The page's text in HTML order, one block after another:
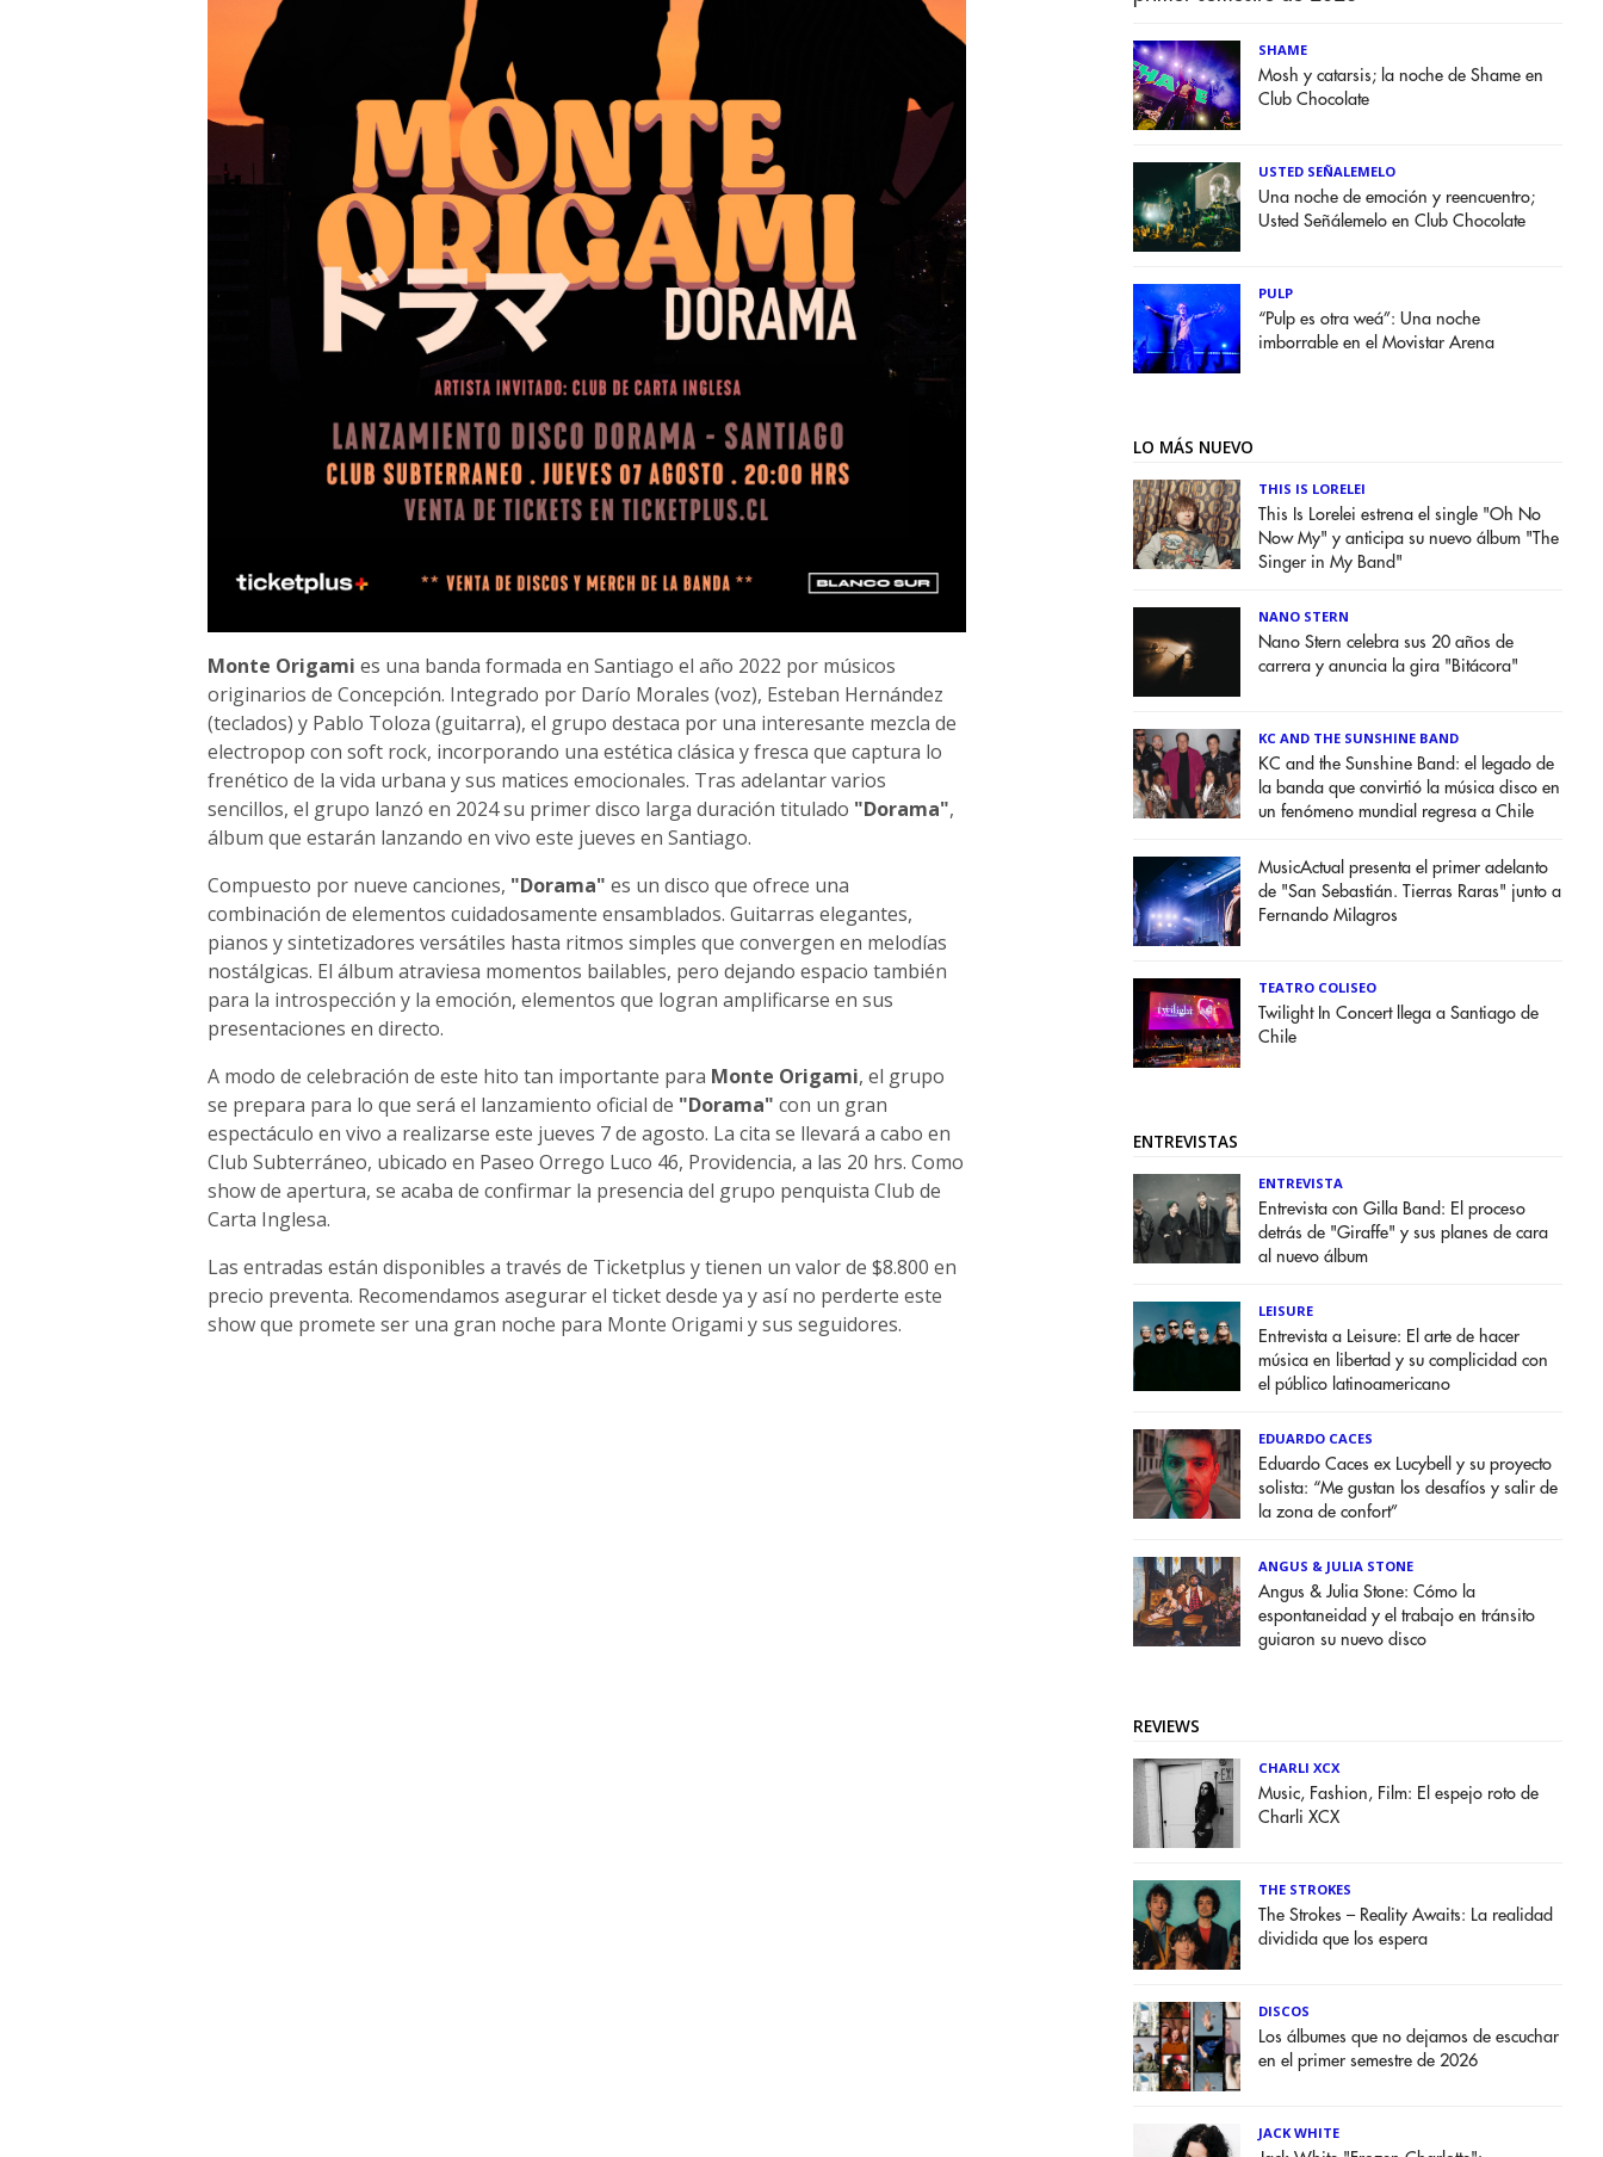
Monte Origami es una banda formada en Santiago el año 2022 por músicos
originarios de Concepción. Integrado por Darío Morales (voz), Esteban Hernández
(teclados) y Pablo Toloza (guitarra), el grupo destaca por una interesante mezcla de
electropop con soft rock, incorporando una estética clásica y fresca que captura lo
frenético de la vida urbana y sus matices emocionales. Tras adelantar varios
sencillos, el grupo lanzó en 2024 su primer disco larga duración titulado "Dorama",
álbum que estarán lanzando en vivo este jueves en Santiago.
Compuesto por nueve canciones, "Dorama" es un disco que ofrece una
combinación de elementos cuidadosamente ensamblados. Guitarras elegantes,
pianos y sintetizadores versátiles hasta ritmos simples que convergen en melodías
nostálgicas. El álbum atraviesa momentos bailables, pero dejando espacio también
para la introspección y la emoción, elementos que logran amplificarse en sus
presentaciones en directo.
A modo de celebración de este hito tan importante para Monte Origami, el grupo
se prepara para lo que será el lanzamiento oficial de "Dorama" con un gran
espectáculo en vivo a realizarse este jueves 7 de agosto. La cita se llevará a cabo en
Club Subterráneo, ubicado en Paseo Orrego Luco 46, Providencia, a las 20 hrs. Como
show de apertura, se acaba de confirmar la presencia del grupo penquista Club de
Carta Inglesa.
Las entradas están disponibles a través de Ticketplus y tienen un valor de $8.800 en
precio preventa. Recomendamos asegurar el ticket desde ya y así no perderte este
show que promete ser una gran noche para Monte Origami y sus seguidores.
SHAME
Mosh y catarsis; la noche de Shame en
Club Chocolate
USTED SEÑALEMELO
Una noche de emoción y reencuentro;
Usted Señálemelo en Club Chocolate
PULP
“Pulp es otra weá”: Una noche
imborrable en el Movistar Arena
LO MÁS NUEVO
THIS IS LORELEI
This Is Lorelei estrena el single "Oh No
Now My" y anticipa su nuevo álbum "The
Singer in My Band"
NANO STERN
Nano Stern celebra sus 20 años de
carrera y anuncia la gira "Bitácora"
KC AND THE SUNSHINE BAND
KC and the Sunshine Band: el legado de
la banda que convirtió la música disco en
un fenómeno mundial regresa a Chile
MusicActual presenta el primer adelanto
de "San Sebastián. Tierras Raras" junto a
Fernando Milagros
TEATRO COLISEO
Twilight In Concert llega a Santiago de
Chile
ENTREVISTAS
ENTREVISTA
Entrevista con Gilla Band: El proceso
detrás de "Giraffe" y sus planes de cara
al nuevo álbum
LEISURE
Entrevista a Leisure: El arte de hacer
música en libertad y su complicidad con
el público latinoamericano
EDUARDO CACES
Eduardo Caces ex Lucybell y su proyecto
solista: “Me gustan los desafíos y salir de
la zona de confort”
ANGUS & JULIA STONE
Angus & Julia Stone: Cómo la
espontaneidad y el trabajo en tránsito
guiaron su nuevo disco
REVIEWS
CHARLI XCX
Music, Fashion, Film: El espejo roto de
Charli XCX
THE STROKES
The Strokes – Reality Awaits: La realidad
dividida que los espera
DISCOS
Los álbumes que no dejamos de escuchar
en el primer semestre de 2026
JACK WHITE